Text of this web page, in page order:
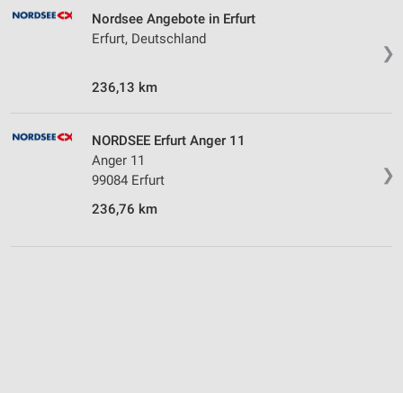
❯
Nordsee Angebote in Erfurt
Erfurt, Deutschland
236,13 km
❯
NORDSEE Erfurt Anger 11
Anger 11
99084 Erfurt
236,76 km